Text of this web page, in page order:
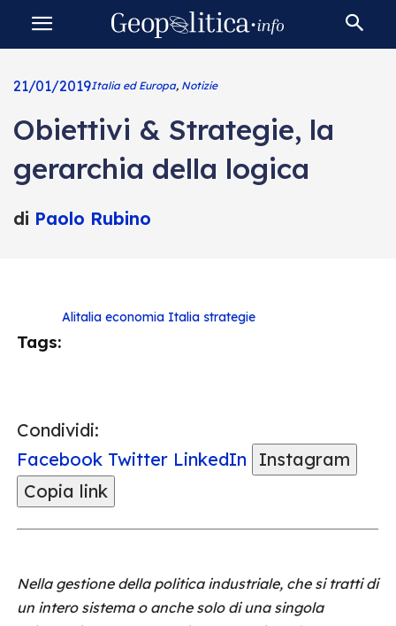
21/01/2019Italia ed Europa, Notizie
Obiettivi & Strategie, la
gerarchia della logica
di Paolo Rubino
Tags:
Alitalia economia Italia strategie
Condividi:
Facebook Twitter LinkedIn
Instagram
Copia link
Nella gestione della politica industriale, che si tratti di
un intero sistema o anche solo di una singola